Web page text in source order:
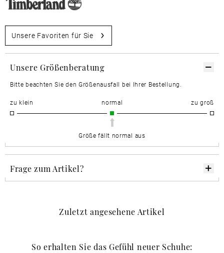
Unsere Favoriten für Sie
Unsere Größenberatung
Bitte beachten Sie den Größenausfall bei Ihrer Bestellung.
zu klein normal zu groß
Größe fällt normal aus
Frage zum Artikel?
Zuletzt angesehene Artikel
So erhalten Sie das Gefühl neuer Schuhe: